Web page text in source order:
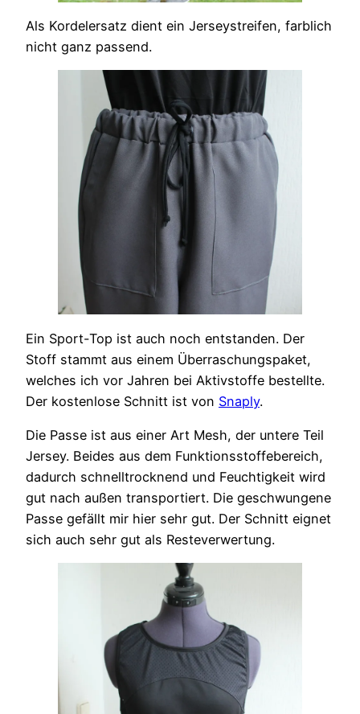
Als Kordelersatz dient ein Jerseystreifen, farblich
nicht ganz passend.
Ein Sport-Top ist auch noch entstanden. Der
Stoff stammt aus einem Überraschungspaket,
welches ich vor Jahren bei Aktivstoffe bestellte.
Der kostenlose Schnitt ist von Snaply.
Die Passe ist aus einer Art Mesh, der untere Teil
Jersey. Beides aus dem Funktionsstoffebereich,
dadurch schnelltrocknend und Feuchtigkeit wird
gut nach außen transportiert. Die geschwungene
Passe gefällt mir hier sehr gut. Der Schnitt eignet
sich auch sehr gut als Resteverwertung.